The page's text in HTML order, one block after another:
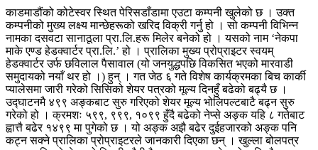
काडमाडौंको कोटेस्वर स्थित पेरिसडाँडामा एउटा कम्पनी खुलेको छ । उक्त
कम्पनीको मुख्य लक्ष्य मान्छेहरूको खरिद विक्री गर्नु हो । सो कम्पनी विभिन्न
नामका दसवटा सानाठूला प्रा.लि.हरू मिलेर बनेको हो । यसको नाम ‘नेकपा
माके एण्ड हेडक्वार्टर प्रा.लि.’ हो । प्रालिका मुख्य प्रोप्राइटर स्वयम्
हेडक्वार्टर उर्फ छविलाल पैसावाल (यो जनयुद्धपछि विकसित भएको मारवाडी
समुदायको नयाँ थर हो ।) हुन् । गत जेठ ६ गते विशेष कार्यक्रमका बिच कार्की
प्यालेसमा जारी गरेको सिसिको शेयर पत्रको मूल्य दिनहुँ बढेको बढ्यै छ ।
उद्घाटनमै ४९९ अङ्कबाट सुरु गरिएको शेयर मूल्य भोलिपल्टबाटै बढ्न सुरु
गरेको हो । क्रमशः ५९९, ९९९, १०९९ हुँदै बढेको नेप्से अङ्क यहि ८ गतेबाट
ह्वात्तै बढेर १४९९ मा पुगेको छ । यो अङ्क अझै बढेर दुईहजारको अङ्क पनि
कट्न सक्ने प्रालिका प्रोप्राइटरले जानकारी दिएका छन् । खुल्ला बोलपत्र